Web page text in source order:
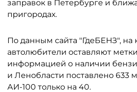
заправок в Петербурге и
пригородах.
По данным сайта "ГдеБЕНЗ", на
автолюбители оставляют
информацией о наличии
и Ленобласти поставлено 633
АИ-100 только на 40.